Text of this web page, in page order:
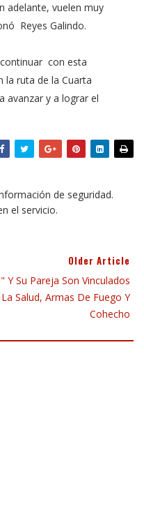
adelante, vuelen muy
Reyes Galindo.
con esta
la ruta de la Cuarta
avanzar y a lograr el
de seguridad.
el servicio.
Older Article
Su Pareja Son Vinculados
Salud, Armas De Fuego Y
Cohecho